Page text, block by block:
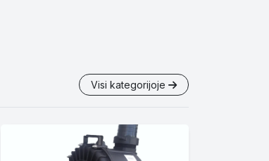
Visi kategorijoje